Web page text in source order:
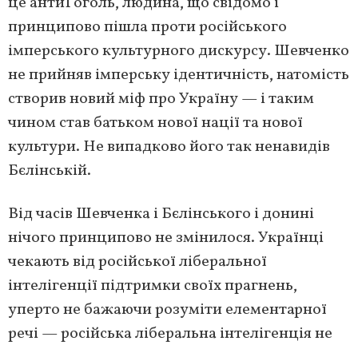
принципово пішла проти російського
імперського культурного дискурсу. Шевченко
не прийняв імперську ідентичність, натомість
створив новий міф про Україну — і таким
чином став батьком нової нації та нової
культури. Не випадково його так ненавидів
Бєлінській.
Від часів Шевченка і Бєлінського і донині
нічого принципово не змінилося. Українці
чекають від російської ліберальної
інтелігенції підтримки своїх прагнень,
уперто не бажаючи розуміти елементарної
речі — російська ліберальна інтелігенція не